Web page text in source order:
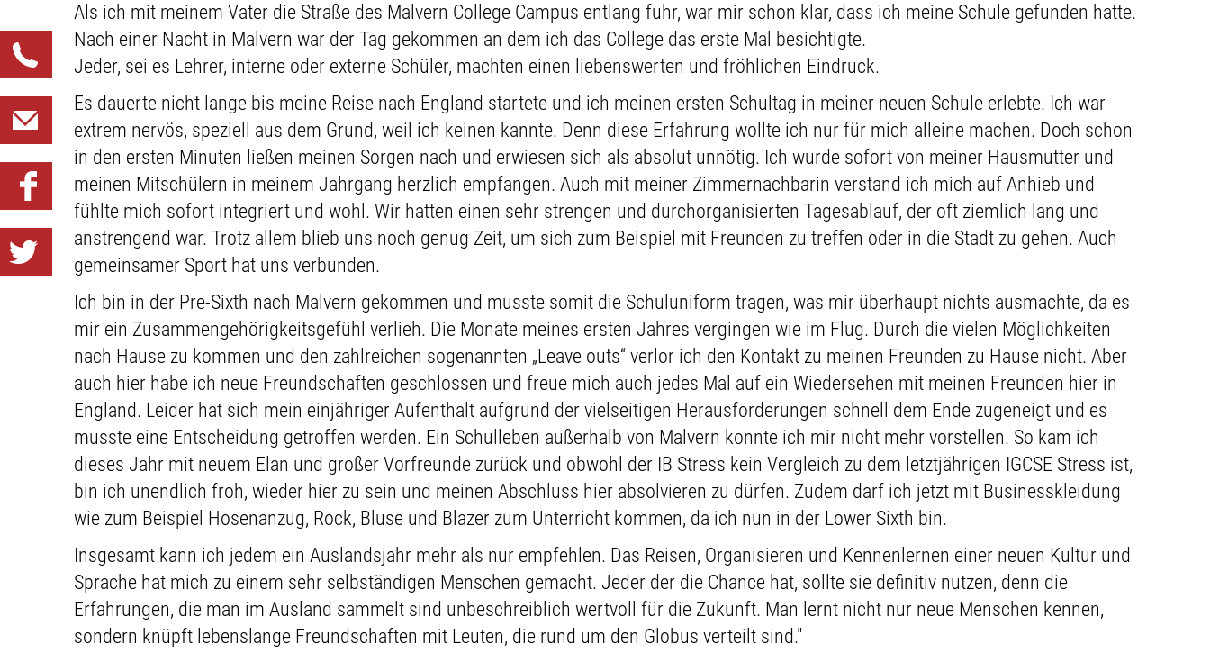
Als ich mit meinem Vater die Straße des Malvern College Campus entlang fuhr, war mir schon klar, dass ich meine Schule gefunden hatte.
Nach einer Nacht in Malvern war der Tag gekommen an dem ich das College das erste Mal besichtigte.
Jeder, sei es Lehrer, interne oder externe Schüler, machten einen liebenswerten und fröhlichen Eindruck.
Es dauerte nicht lange bis meine Reise nach England startete und ich meinen ersten Schultag in meiner neuen Schule erlebte. Ich war
extrem nervös, speziell aus dem Grund, weil ich keinen kannte. Denn diese Erfahrung wollte ich nur für mich alleine machen. Doch schon
in den ersten Minuten ließen meinen Sorgen nach und erwiesen sich als absolut unnötig. Ich wurde sofort von meiner Hausmutter und
meinen Mitschülern in meinem Jahrgang herzlich empfangen. Auch mit meiner Zimmernachbarin verstand ich mich auf Anhieb und
fühlte mich sofort integriert und wohl. Wir hatten einen sehr strengen und durchorganisierten Tagesablauf, der oft ziemlich lang und
anstrengend war. Trotz allem blieb uns noch genug Zeit, um sich zum Beispiel mit Freunden zu treffen oder in die Stadt zu gehen. Auch
gemeinsamer Sport hat uns verbunden.
Ich bin in der Pre-Sixth nach Malvern gekommen und musste somit die Schuluniform tragen, was mir überhaupt nichts ausmachte, da es
mir ein Zusammengehörigkeitsgefühl verlieh. Die Monate meines ersten Jahres vergingen wie im Flug. Durch die vielen Möglichkeiten
nach Hause zu kommen und den zahlreichen sogenannten „Leave outs“ verlor ich den Kontakt zu meinen Freunden zu Hause nicht. Aber
auch hier habe ich neue Freundschaften geschlossen und freue mich auch jedes Mal auf ein Wiedersehen mit meinen Freunden hier in
England. Leider hat sich mein einjähriger Aufenthalt aufgrund der vielseitigen Herausforderungen schnell dem Ende zugeneigt und es
musste eine Entscheidung getroffen werden. Ein Schulleben außerhalb von Malvern konnte ich mir nicht mehr vorstellen. So kam ich
dieses Jahr mit neuem Elan und großer Vorfreunde zurück und obwohl der IB Stress kein Vergleich zu dem letztjährigen IGCSE Stress ist,
bin ich unendlich froh, wieder hier zu sein und meinen Abschluss hier absolvieren zu dürfen. Zudem darf ich jetzt mit Businesskleidung
wie zum Beispiel Hosenanzug, Rock, Bluse und Blazer zum Unterricht kommen, da ich nun in der Lower Sixth bin.
Insgesamt kann ich jedem ein Auslandsjahr mehr als nur empfehlen. Das Reisen, Organisieren und Kennenlernen einer neuen Kultur und
Sprache hat mich zu einem sehr selbständigen Menschen gemacht. Jeder der die Chance hat, sollte sie definitiv nutzen, denn die
Erfahrungen, die man im Ausland sammelt sind unbeschreiblich wertvoll für die Zukunft. Man lernt nicht nur neue Menschen kennen,
sondern knüpft lebenslange Freundschaften mit Leuten, die rund um den Globus verteilt sind."